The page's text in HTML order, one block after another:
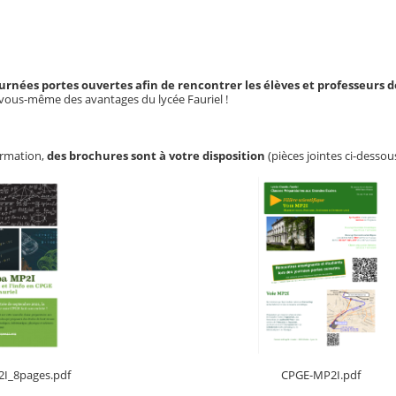
portes ouvertes afin de rencontrer les élèves et professeurs
même des avantages du lycée Fauriel !
des brochures sont à votre disposition (pièces jointes ci-
CPGE-MP2I.pdf